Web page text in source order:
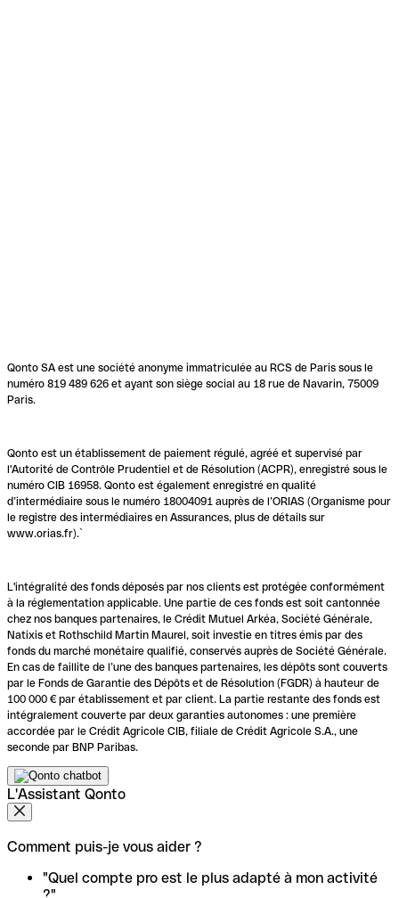
Qonto SA est une société anonyme immatriculée au RCS de Paris sous le
numéro 819 489 626 et ayant son siège social au 18 rue de Navarin, 75009
Paris.
Qonto est un établissement de paiement régulé, agréé et supervisé par
l'Autorité de Contrôle Prudentiel et de Résolution (ACPR), enregistré sous le
numéro CIB 16958. Qonto est également enregistré en qualité
d’intermédiaire sous le numéro 18004091 auprès de l’ORIAS (Organisme pour
le registre des intermédiaires en Assurances, plus de détails sur
www.orias.fr).`
L'intégralité des fonds déposés par nos clients est protégée conformément
à la réglementation applicable. Une partie de ces fonds est soit cantonnée
chez nos banques partenaires, le Crédit Mutuel Arkéa, Société Générale,
Natixis et Rothschild Martin Maurel, soit investie en titres émis par des
fonds du marché monétaire qualifié, conservés auprès de Société Générale.
En cas de faillite de l’une des banques partenaires, les dépôts sont couverts
par le Fonds de Garantie des Dépôts et de Résolution (FGDR) à hauteur de
100 000 € par établissement et par client. La partie restante des fonds est
intégralement couverte par deux garanties autonomes : une première
accordée par le Crédit Agricole CIB, filiale de Crédit Agricole S.A., une
seconde par BNP Paribas.
L'Assistant Qonto
Comment puis-je vous aider ?
"Quel compte pro est le plus adapté à mon activité